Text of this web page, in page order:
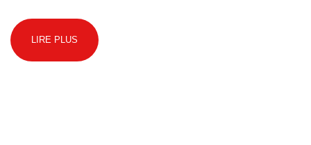
LIRE PLUS